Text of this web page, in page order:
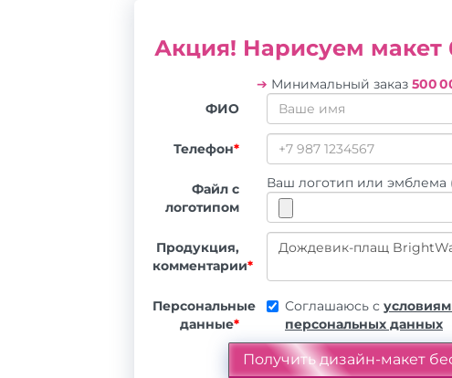
Акция! Нарисуем макет
➔ Минимальный заказ 500
ФИО
Телефон*
Файл с
логотипом
Ваш логотип или эмблема
Продукция,
комментарии*
Персональные
данные*
Соглашаюсь с
персональных данных